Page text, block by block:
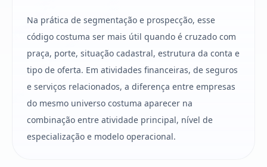
Na prática de segmentação e prospecção, esse
código costuma ser mais útil quando é cruzado com
praça, porte, situação cadastral, estrutura da conta e
tipo de oferta. Em atividades financeiras, de seguros
e serviços relacionados, a diferença entre empresas
do mesmo universo costuma aparecer na
combinação entre atividade principal, nível de
especialização e modelo operacional.